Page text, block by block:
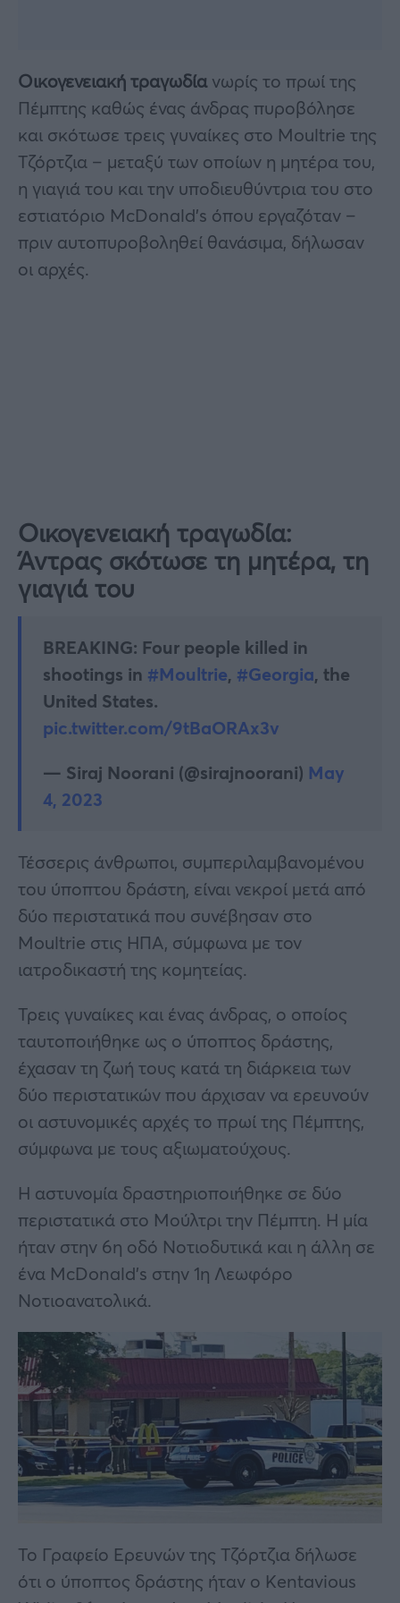
Οικογενειακή τραγωδίανωρίς το πρωί της
Πέμπτης καθώς ένας άνδρας πυροβόλησε
και σκότωσε τρεις γυναίκες στο Moultrie της
Τζόρτζια – μεταξύ των οποίων η μητέρα του,
η γιαγιά του και την υποδιευθύντρια του στο
εστιατόριο McDonald’s όπου εργαζόταν –
πριν αυτοπυροβοληθεί θανάσιμα, δήλωσαν
οι αρχές.
Οικογενειακή τραγωδία:
Άντρας σκότωσε τη μητέρα, τη
γιαγιά του
BREAKING: Four people killed in
shootings in #Moultrie, #Georgia, the
United States.
pic.twitter.com/9tBaORAx3v
— Siraj Noorani (@sirajnoorani) May
4, 2023
Τέσσερις άνθρωποι, συμπεριλαμβανομένου
του ύποπτου δράστη, είναι νεκροί μετά από
δύο περιστατικά που συνέβησαν στο
Moultrie στις ΗΠΑ, σύμφωνα με τον
ιατροδικαστή της κομητείας.
Τρεις γυναίκες και ένας άνδρας, ο οποίος
ταυτοποιήθηκε ως ο ύποπτος δράστης,
έχασαν τη ζωή τους κατά τη διάρκεια των
δύο περιστατικών που άρχισαν να ερευνούν
οι αστυνομικές αρχές το πρωί της Πέμπτης,
σύμφωνα με τους αξιωματούχους.
Η αστυνομία δραστηριοποιήθηκε σε δύο
περιστατικά στο Μούλτρι την Πέμπτη. Η μία
ήταν στην 6η οδό Νοτιοδυτικά και η άλλη σε
ένα McDonald’s στην 1η Λεωφόρο
Νοτιοανατολικά.
Το Γραφείο Ερευνών της Τζόρτζια δήλωσε
ότι ο ύποπτος δράστης ήταν ο Kentavious